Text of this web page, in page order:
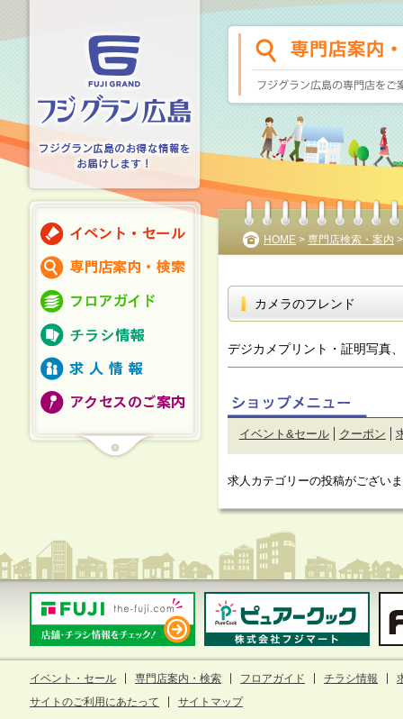
HOME > 専門店検索・案内
カメラのフレンド
デジカメプリント・証明写真
イベント&セール クーポン
求人カテゴリーの投稿がござい
イベント・セール 専門店案内・検索 フロアガイド チラシ情報
サイトのご利用にあたって
サイトマップ